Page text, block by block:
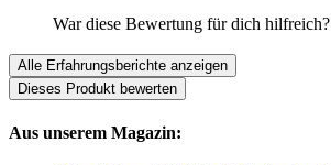
War diese Bewertung für dich hilfreich?
Alle Erfahrungsberichte anzeigen
Dieses Produkt bewerten
Aus unserem Magazin: